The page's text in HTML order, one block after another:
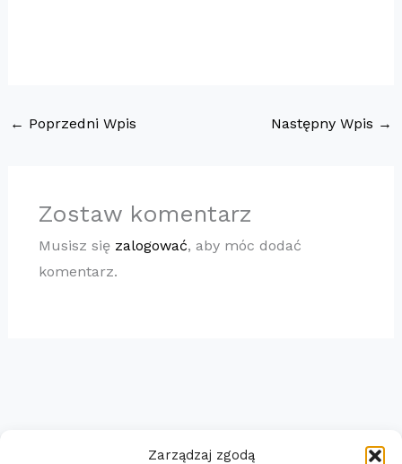
Zarządzaj zgodą
← Poprzedni Wpis Następny Wpis →
Zostaw komentarz
Musisz się zalogować, aby móc dodać
komentarz.